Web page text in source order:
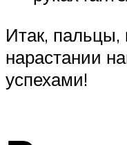
Итак, пальцы,
нарастании
успехами!